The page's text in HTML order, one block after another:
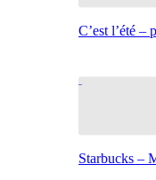
C’est l’été –
Starbucks –